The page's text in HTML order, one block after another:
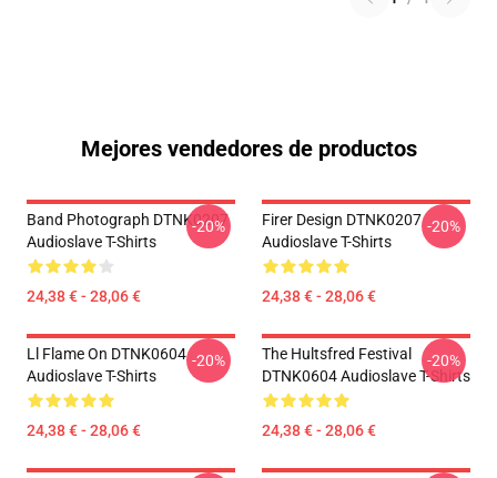
Mejores vendedores de productos
Band Photograph DTNK0207
Audioslave T-Shirts
24,38 € - 28,06 €
-20%
Firer Design DTNK0207
Audioslave T-Shirts
24,38 € - 28,06 €
-20%
Ll Flame On DTNK0604
Audioslave T-Shirts
24,38 € - 28,06 €
-20%
The Hultsfred Festival
DTNK0604 Audioslave T-Shirts
24,38 € - 28,06 €
-20%